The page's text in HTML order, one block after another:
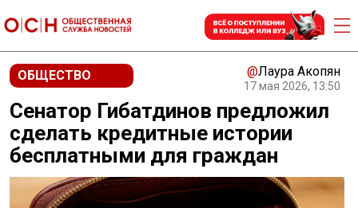
ОБЩЕСТВО @Лаура Акопян
17 мая 2026, 13:50
Сенатор Гибатдинов предложил
сделать кредитные истории
бесплатными для граждан